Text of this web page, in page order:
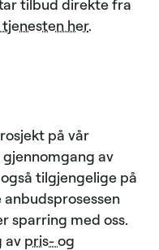
tilbud direkte fra
her.
på vår
av
tilgjengelige på
sparring med oss.
av pris- og